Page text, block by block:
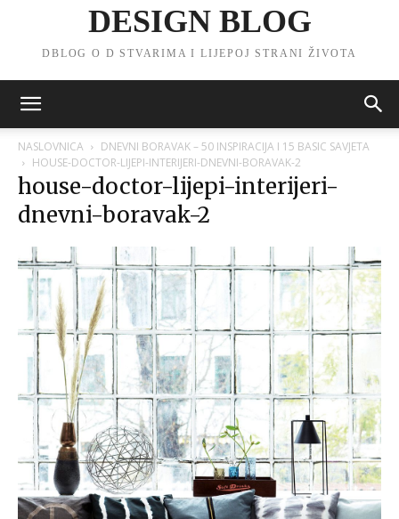
DESIGN BLOG
DBLOG O D STVARIMA I LIJEPOJ STRANI ŽIVOTA
NASLOVNICA
DNEVNI BORAVAK – 50 INSPIRACIJA I 15 BASIC SAVJETA
HOUSE-DOCTOR-LIJEPI-INTERIJERI-DNEVNI-BORAVAK-2
house-doctor-lijepi-interijeri-
dnevni-boravak-2